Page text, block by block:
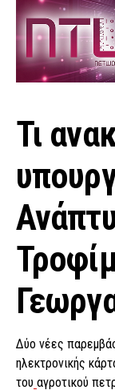
Τι
Δύο νέες
ηλεκτρονικής
του αγροτικού